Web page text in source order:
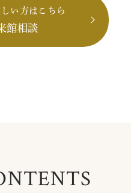
い方はこちら
館相談